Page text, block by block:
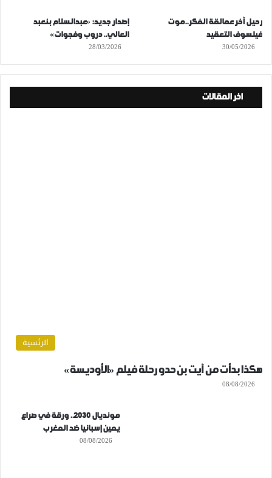
رحيل آخر عمالقة الفكر..موت
فيلسوف التعقيد
30/05/2026
إصدار جديد: «عبدالسلام بنعبد
العالي.. دروب وفجوات»
28/03/2026
اخر المقالات
الرئسية
هكذا بدأت من آيت بن حدو رحلة فيلم «الأوديسة»
08/08/2026
مونديال 2030.. ورقة في صراع
يمين إسبانيا ضد المغرب
08/08/2026